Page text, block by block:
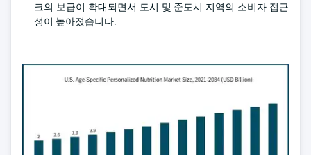
크의 보급이 확대되면서 도시 및 준도시 지역의 소비자 접근
성이 높아졌습니다.